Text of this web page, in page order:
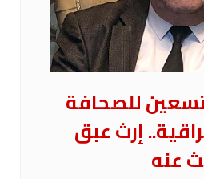
للصحافة
إرث عبق
عنه